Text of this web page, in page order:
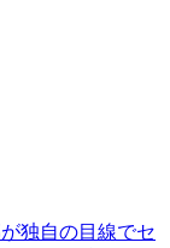
独自の目線でセ